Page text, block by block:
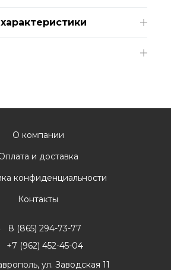
О компании
и доставка
конфиденциальности
Контакты
8 (865) 294-73-77
+7 (962) 452-45-04
ул. Заводская 11